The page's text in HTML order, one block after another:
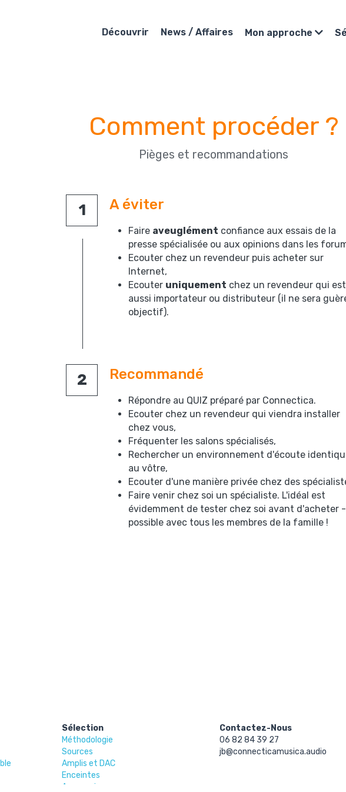
Découvrir News / Affaires Mon approche
Comment procéder ?
Pièges et recommandations
1 A éviter
Faire aveuglément confiance aux essais de la
presse spécialisée ou aux opinions dans les
Ecouter chez un revendeur puis acheter sur
Internet,
Ecouter uniquement chez un revendeur qui est
aussi importateur ou distributeur (il ne sera
objectif).
2 Recommandé
Répondre au QUIZ préparé par Connectica.
Ecouter chez un revendeur qui viendra installer
chez vous,
Fréquenter les salons spécialisés,
Rechercher un environnement d'écoute
au vôtre,
Ecouter d'une manière privée chez des
Faire venir chez soi un spécialiste. L'idéal est
évidemment de tester chez soi avant d'acheter
possible avec tous les membres de la famille !
Sélection
Méthodologie
Sources
Amplis et DAC
Enceintes
Accessoires
Contactez-Nous
06 82 84 39 27
jb@connecticamusica.audio